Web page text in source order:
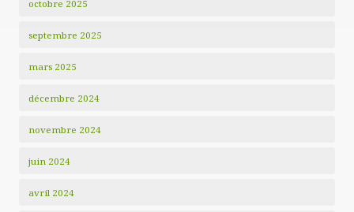
octobre 2025
septembre 2025
mars 2025
décembre 2024
novembre 2024
juin 2024
avril 2024